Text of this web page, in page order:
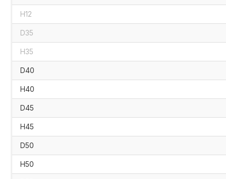
H12
D35
H35
D40
H40
D45
H45
D50
H50